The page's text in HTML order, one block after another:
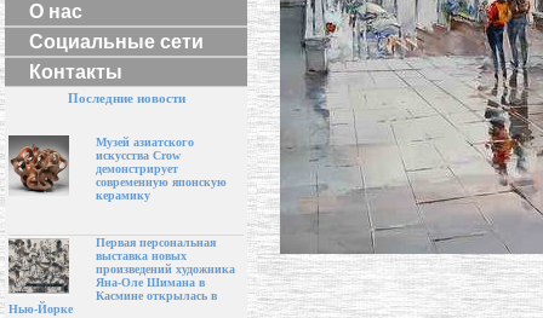
О нас
Социальные сети
Контакты
Последние новости
Музей азиатского
искусства Crow
демонстрирует
современную японскую
керамику
Первая персональная
выставка новых
произведений художника
Яна-Оле Шимана в
Касмине открылась в
Нью-Йорке